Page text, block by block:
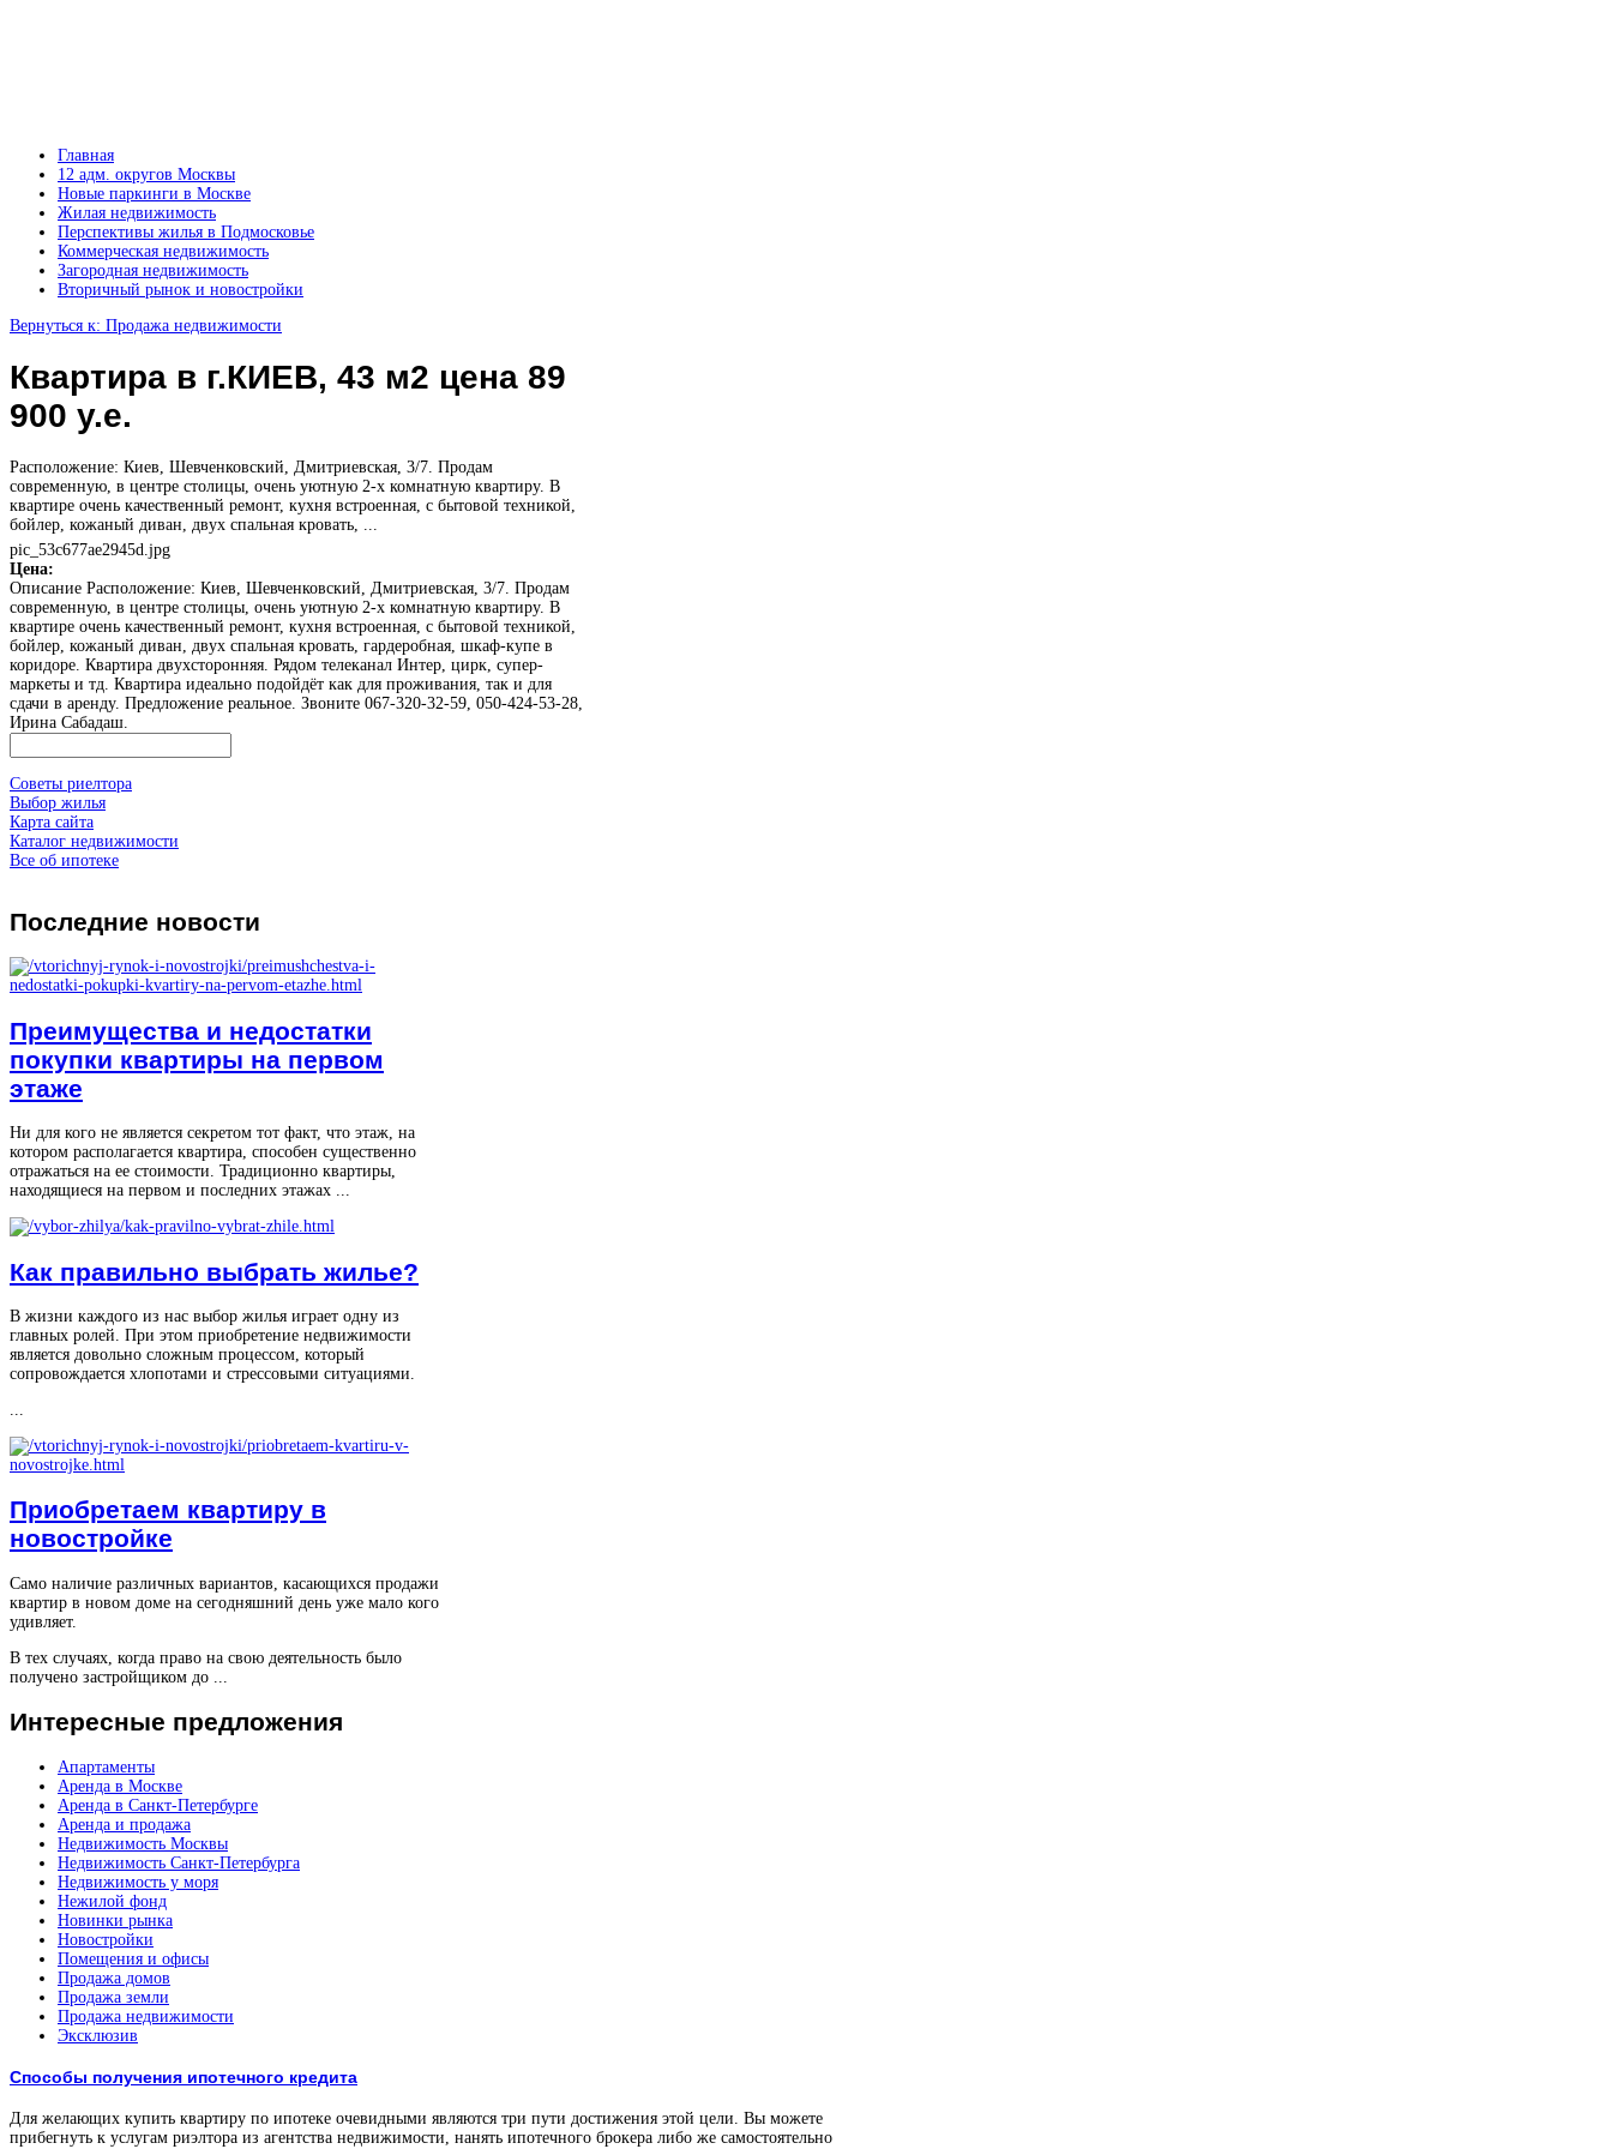
Главная
12 адм. округов Москвы
Новые паркинги в Москве
Жилая недвижимость
Перспективы жилья в Подмосковье
Коммерческая недвижимость
Загородная недвижимость
Вторичный рынок и новостройки
Вернуться к: Продажа недвижимости
Квартира в г.КИЕВ, 43 м2 цена 89
900 у.е.
Расположение: Киев, Шевченковский, Дмитриевская, 3/7. Продам
современную, в центре столицы, очень уютную 2-х комнатную квартиру. В
квартире очень качественный ремонт, кухня встроенная, с бытовой техникой,
бойлер, кожаный диван, двух спальная кровать, ...
pic_53c677ae2945d.jpg
Цена:
Описание Расположение: Киев, Шевченковский, Дмитриевская, 3/7. Продам
современную, в центре столицы, очень уютную 2-х комнатную квартиру. В
квартире очень качественный ремонт, кухня встроенная, с бытовой техникой,
бойлер, кожаный диван, двух спальная кровать, гардеробная, шкаф-купе в
коридоре. Квартира двухсторонняя. Рядом телеканал Интер, цирк, супер-
маркеты и тд. Квартира идеально подойдёт как для проживания, так и для
сдачи в аренду. Предложение реальное. Звоните 067-320-32-59, 050-424-53-28,
Ирина Сабадаш.
Советы риелтора
Выбор жилья
Карта сайта
Каталог недвижимости
Все об ипотеке
Последние новости
Преимущества и недостатки
покупки квартиры на первом
этаже
Ни для кого не является секретом тот факт, что этаж, на
котором располагается квартира, способен существенно
отражаться на ее стоимости. Традиционно квартиры,
находящиеся на первом и последних этажах ...
Как правильно выбрать жилье?
В жизни каждого из нас выбор жилья играет одну из
главных ролей. При этом приобретение недвижимости
является довольно сложным процессом, который
сопровождается хлопотами и стрессовыми ситуациями.
...
Приобретаем квартиру в
новостройке
Само наличие различных вариантов, касающихся продажи
квартир в новом доме на сегодняшний день уже мало кого
удивляет.
В тех случаях, когда право на свою деятельность было
получено застройщиком до ...
Интересные предложения
Апартаменты
Аренда в Москве
Аренда в Санкт-Петербурге
Аренда и продажа
Недвижимость Москвы
Недвижимость Санкт-Петербурга
Недвижимость у моря
Нежилой фонд
Новинки рынка
Новостройки
Помещения и офисы
Продажа домов
Продажа земли
Продажа недвижимости
Эксклюзив
Способы получения ипотечного кредита
Для желающих купить квартиру по ипотеке очевидными являются три пути достижения этой цели. Вы можете
прибегнуть к услугам риэлтора из агентства недвижимости, нанять ипотечного брокера либо же самостоятельно